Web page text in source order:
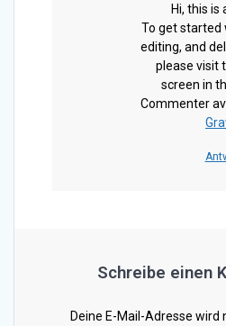
Hi, this is
To get started
editing, and
please visit
screen in
Commenter
Schreibe einen
Deine E-Mail-Adresse